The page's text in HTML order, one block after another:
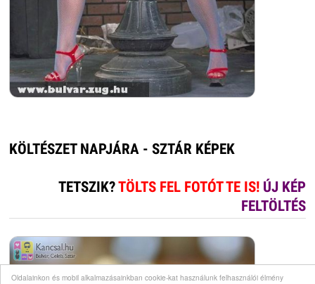
Oldalainkon és mobil alkalmazásainkban cookie-kat használunk felhasználói élmény
KÖLTÉSZET NAPJÁRA - SZTÁR KÉPEK
TETSZIK?TÖLTS FEL FOTÓT TE IS! ÚJ KÉP
FELTÖLTÉS